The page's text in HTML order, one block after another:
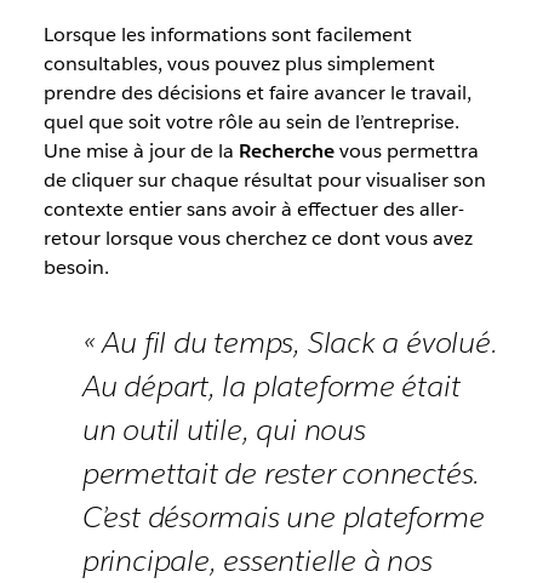
Lorsque les informations sont facilement
consultables, vous pouvez plus simplement
prendre des décisions et faire avancer le travail,
quel que soit votre rôle au sein de l’entreprise.
Une mise à jour de la Recherchevous permettra
de cliquer sur chaque résultat pour visualiser son
contexte entier sans avoir à effectuer des aller-
retour lorsque vous cherchez ce dont vous avez
besoin.
« Au fil du temps, Slack a évolué.
Au départ, la plateforme était
un outil utile, qui nous
permettait de rester connectés.
C’est désormais une plateforme
principale, essentielle à nos